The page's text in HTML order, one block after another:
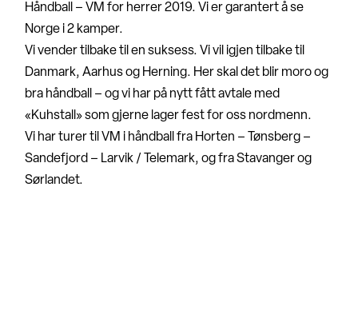
Håndball – VM for herrer 2019. Vi er garantert å se
Norge i 2 kamper.
Vi vender tilbake til en suksess. Vi vil igjen tilbake til
Danmark, Aarhus og Herning. Her skal det blir moro og
bra håndball – og vi har på nytt fått avtale med
«Kuhstall» som gjerne lager fest for oss nordmenn.
Vi har turer til VM i håndball fra Horten – Tønsberg –
Sandefjord – Larvik / Telemark, og fra Stavanger og
Sørlandet.